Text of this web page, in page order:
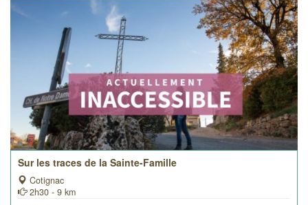
Sur les traces de la Sainte-Famille
Cotignac
2h30 - 9 km